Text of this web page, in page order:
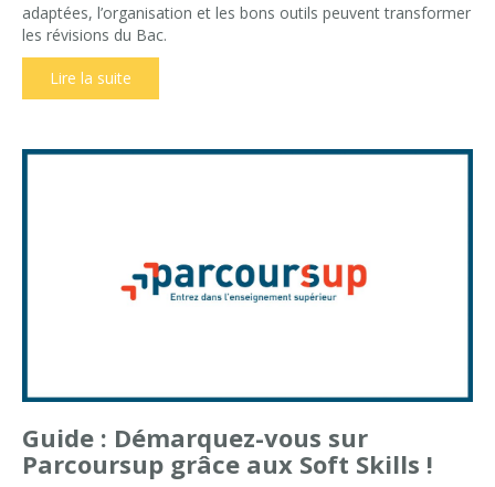
adaptées, l’organisation et les bons outils peuvent transformer
les révisions du Bac.
Lire la suite
Guide : Démarquez-vous sur
Parcoursup grâce aux Soft Skills !